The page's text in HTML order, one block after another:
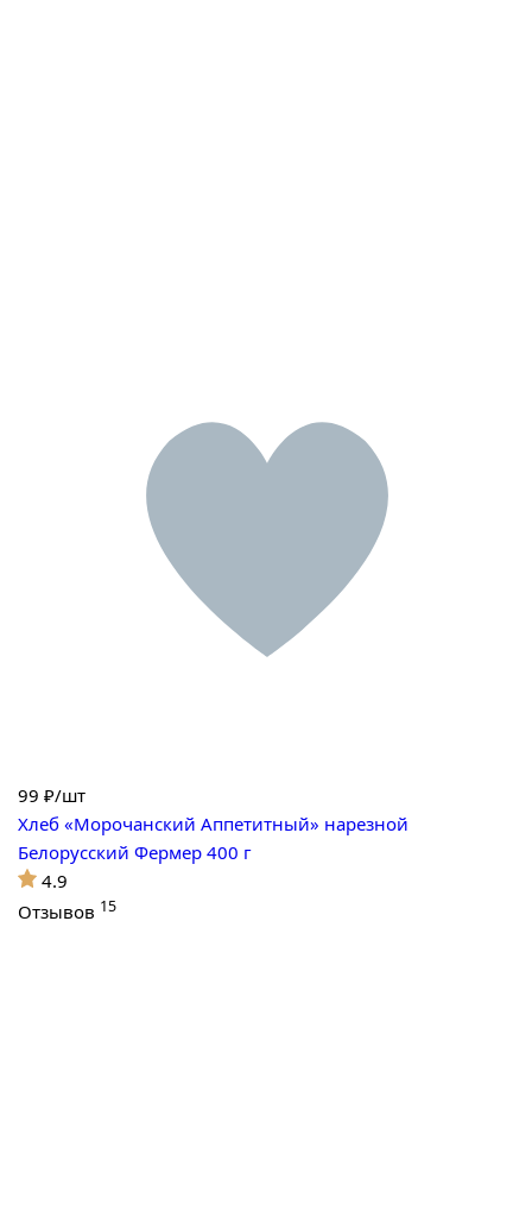
99 ₽/шт
Хлеб «Морочанский Аппетитный» нарезной
Белорусский Фермер 400 г
4.9
Отзывов 15